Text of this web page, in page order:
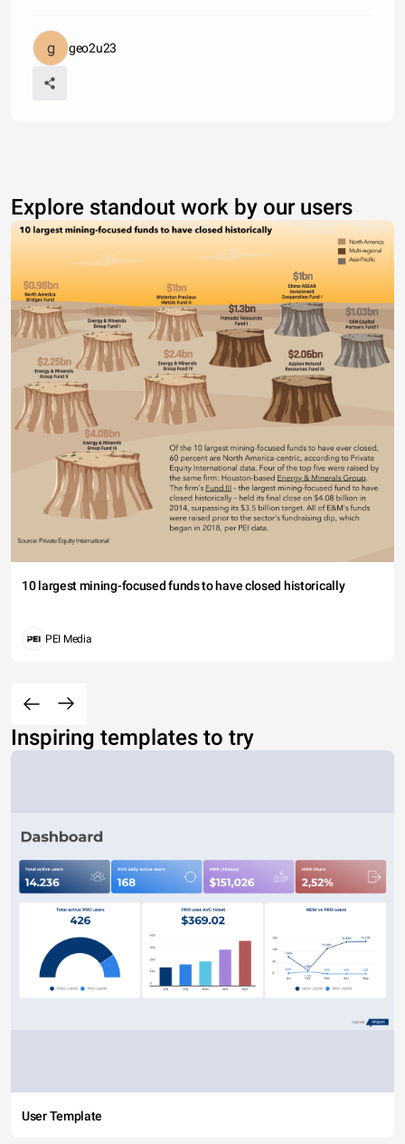
geo2u23
Explore standout work by our users
10 largest mining-focused funds to have closed historically
PEI Media
Inspiring templates to try
User Template